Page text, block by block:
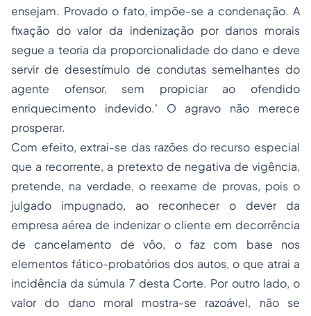
ensejam. Provado o fato, impõe-se a condenação. A
fixação do valor da indenização por danos morais
segue a teoria da proporcionalidade do dano e deve
servir de desestímulo de condutas semelhantes do
agente ofensor, sem propiciar ao ofendido
enriquecimento indevido.' O agravo não merece
prosperar.
Com efeito, extrai-se das razões do recurso especial
que a recorrente, a pretexto de negativa de vigência,
pretende, na verdade, o reexame de provas, pois o
julgado impugnado, ao reconhecer o dever da
empresa aérea de indenizar o cliente em decorrência
de cancelamento de vôo, o faz com base nos
elementos fático-probatórios dos autos, o que atrai a
incidência da súmula 7 desta Corte. Por outro lado, o
valor do dano moral mostra-se razoável, não se